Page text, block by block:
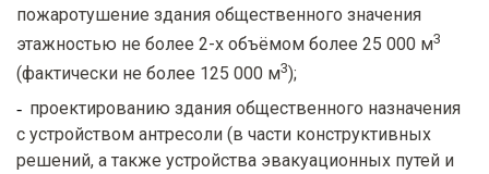
пожаротушение здания общественного значения
этажностью не более 2-х объёмом более 25 000 м3
(фактически не более 125 000 м3);
проектированию здания общественного назначения
с устройством антресоли (в части конструктивных
решений, а также устройства эвакуационных путей и